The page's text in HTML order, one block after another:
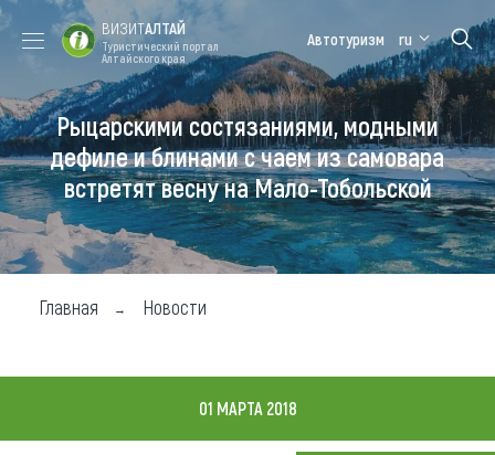
Форум VISIT
ALTAI
Цветение
маральника
Медицинский
форум
Алтайская
зимовка
Туры
Где побывать
Чем заняться
Карта
ВИЗИТАЛТАЙ
Туристический портал
Алтайского края
Автотуризм ru
Рыцарскими состязаниями, модными
дефиле и блинами с чаем из самовара
встретят весну на Мало-Тобольской
Главная Новости
01 МАРТА 2018